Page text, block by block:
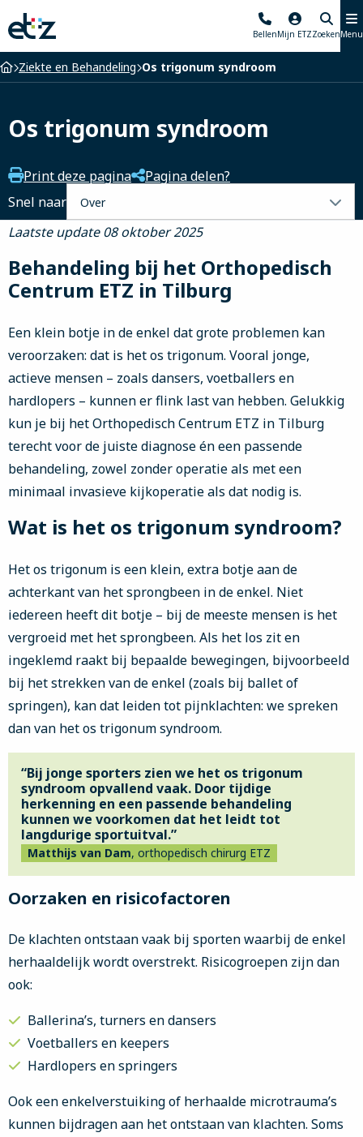
Elisabeth-
TweeSteden
Ziekenhuis
BellenMijn ETZZoekenMenu
Home
Ziekte en Behandeling Os trigonum syndroom
Os trigonum syndroom
Print deze pagina
Pagina delen?
Snel naar
tabblad
Laatste update 08 oktober 2025
Behandeling bij het Orthopedisch
Centrum ETZ in Tilburg
Een klein botje in de enkel dat grote problemen kan
veroorzaken: dat is het os trigonum. Vooral jonge,
actieve mensen – zoals dansers, voetballers en
hardlopers – kunnen er flink last van hebben. Gelukkig
kun je bij het Orthopedisch Centrum ETZ in Tilburg
terecht voor de juiste diagnose én een passende
behandeling, zowel zonder operatie als met een
minimaal invasieve kijkoperatie als dat nodig is.
Wat is het os trigonum syndroom?
Het os trigonum is een klein, extra botje aan de
achterkant van het sprongbeen in de enkel. Niet
iedereen heeft dit botje – bij de meeste mensen is het
vergroeid met het sprongbeen. Als het los zit en
ingeklemd raakt bij bepaalde bewegingen, bijvoorbeeld
bij het strekken van de enkel (zoals bij ballet of
springen), kan dat leiden tot pijnklachten: we spreken
dan van het os trigonum syndroom.
“Bij jonge sporters zien we het os trigonum
syndroom opvallend vaak. Door tijdige
herkenning en een passende behandeling
kunnen we voorkomen dat het leidt tot
langdurige sportuitval.”
Matthijs van Dam, orthopedisch chirurg ETZ
Oorzaken en risicofactoren
De klachten ontstaan vaak bij sporten waarbij de enkel
herhaaldelijk wordt overstrekt. Risicogroepen zijn dan
ook:
Ballerina’s, turners en dansers
Voetballers en keepers
Hardlopers en springers
Ook een enkelverstuiking of herhaalde microtrauma’s
kunnen bijdragen aan het ontstaan van klachten. Soms